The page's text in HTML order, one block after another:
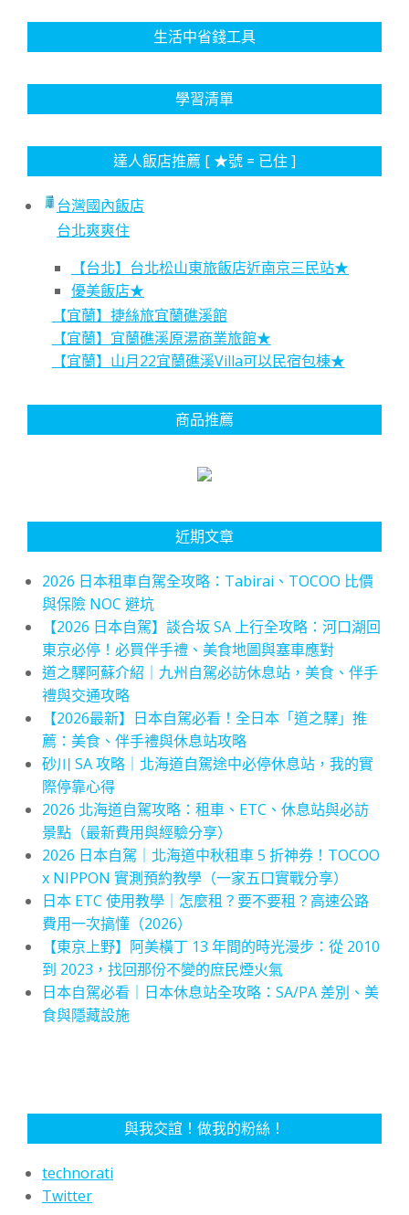
生活中省錢工具
學習清單
達人飯店推薦 [ ★號 = 已住 ]
台灣國內飯店
台北爽爽住
【台北】台北松山東旅飯店近南京三民站★
優美飯店★
【宜蘭】捷絲旅宜蘭礁溪館
【宜蘭】宜蘭礁溪原湯商業旅館★
【宜蘭】山月22宜蘭礁溪Villa可以民宿包棟★
商品推薦
近期文章
2026 日本租車自駕全攻略：Tabirai、TOCOO 比價
與保險 NOC 避坑
【2026 日本自駕】談合坂 SA 上行全攻略：河口湖回
東京必停！必買伴手禮、美食地圖與塞車應對
道之驛阿蘇介紹｜九州自駕必訪休息站，美食、伴手
禮與交通攻略
【2026最新】日本自駕必看！全日本「道之驛」推
薦：美食、伴手禮與休息站攻略
砂川 SA 攻略｜北海道自駕途中必停休息站，我的實
際停靠心得
2026 北海道自駕攻略：租車、ETC、休息站與必訪
景點（最新費用與經驗分享）
2026 日本自駕｜北海道中秋租車 5 折神券！TOCOO
x NIPPON 實測預約教學（一家五口實戰分享）
日本 ETC 使用教學｜怎麼租？要不要租？高速公路
費用一次搞懂（2026）
【東京上野】阿美橫丁 13 年間的時光漫步：從 2010
到 2023，找回那份不變的庶民煙火氣
日本自駕必看｜日本休息站全攻略：SA/PA 差別、美
食與隱藏設施
與我交誼！做我的粉絲！
technorati
Twitter